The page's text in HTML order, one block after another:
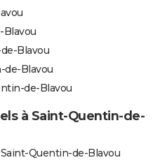
Blavou
Blavou
de-Blavou
de-Blavou
à Saint-Quentin-de-
Quentin-de-Blavou